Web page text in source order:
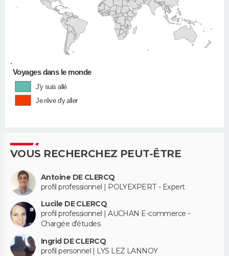
•
Voyages dans le monde
J'y suis allé
Je rêve d'y aller
VOUS RECHERCHEZ PEUT-ÊTRE
Antoine DE CLERCQ
profil professionnel | POLYEXPERT - Expert
Lucile DE CLERCQ
profil professionnel | AUCHAN E-commerce -
Chargée d'études
Ingrid DE CLERCQ
profil personnel | LYS LEZ LANNOY